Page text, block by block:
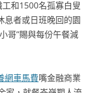
和1500名孤寡白叟
息者或日班晚回的園
哥”賜與每份午餐減
網車馬費嘴金融商業